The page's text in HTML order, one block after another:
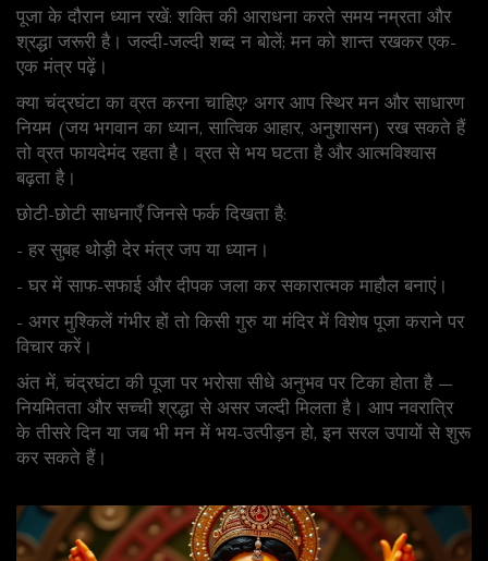
पूजा के दौरान ध्यान रखें: शक्ति की आराधना करते समय नम्रता और
श्रद्धा जरूरी है। जल्दी-जल्दी शब्द न बोलें; मन को शान्त रखकर एक-
एक मंत्र पढ़ें।
क्या चंद्रघंटा का व्रत करना चाहिए? अगर आप स्थिर मन और साधारण
नियम (जय भगवान का ध्यान, सात्विक आहार, अनुशासन) रख सकते हैं
तो व्रत फायदेमंद रहता है। व्रत से भय घटता है और आत्मविश्वास
बढ़ता है।
छोटी-छोटी साधनाएँ जिनसे फर्क दिखता है:
- हर सुबह थोड़ी देर मंत्र जप या ध्यान।
- घर में साफ-सफाई और दीपक जला कर सकारात्मक माहौल बनाएं।
- अगर मुश्किलें गंभीर हों तो किसी गुरु या मंदिर में विशेष पूजा कराने पर
विचार करें।
अंत में, चंद्रघंटा की पूजा पर भरोसा सीधे अनुभव पर टिका होता है —
नियमितता और सच्ची श्रद्धा से असर जल्दी मिलता है। आप नवरात्रि
के तीसरे दिन या जब भी मन में भय-उत्पीड़न हो, इन सरल उपायों से शुरू
कर सकते हैं।